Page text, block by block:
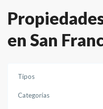
en San
Tipos
Categorías